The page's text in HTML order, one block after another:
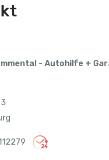
- Autohilfe +